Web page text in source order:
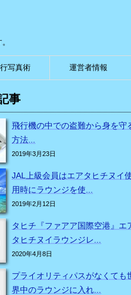
写真術 運営者情報
事
飛行機の中での盗難から身を守
方法...
2019年3月23日
JAL上級会員はエアタヒチヌイ
用時にラウンジを使...
2019年2月12日
タヒチ『ファアア国際空港』エ
タヒチヌイラウンジレ...
2020年4月8日
プライオリティパスがなくても
界中のラウンジに入れ...